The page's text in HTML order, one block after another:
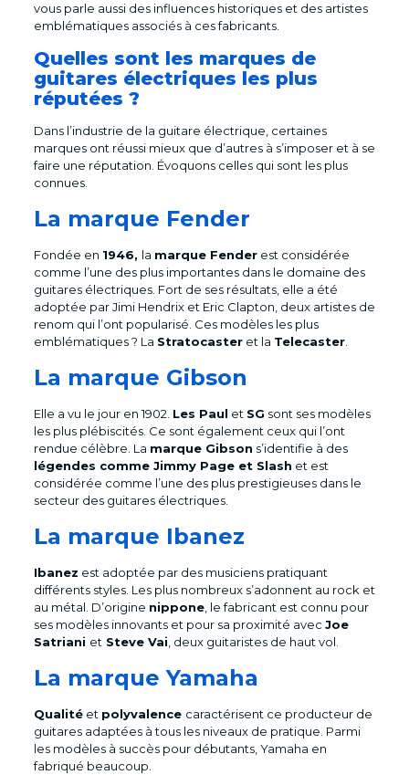
vous parle aussi des influences historiques et des artistes
emblématiques associés à ces fabricants.
Quelles sont les marques de
guitares électriques les plus
réputées ?
Dans l’industrie de la guitare électrique, certaines
marques ont réussi mieux que d’autres à s’imposer et à se
faire une réputation. Évoquons celles qui sont les plus
connues.
La marque Fender
Fondée en 1946, la marque Fenderest considérée
comme l’une des plus importantes dans le domaine des
guitares électriques. Fort de ses résultats, elle a été
adoptée par Jimi Hendrix et Eric Clapton, deux artistes de
renom qui l’ont popularisé. Ces modèles les plus
emblématiques ? La Stratocasteret la Telecaster.
La marque Gibson
Elle a vu le jour en 1902. Les Paul et SG sont ses modèles
les plus plébiscités. Ce sont également ceux qui l’ont
rendue célèbre. La marque Gibson s’identifie à des
légendes comme Jimmy Page et Slash et est
considérée comme l’une des plus prestigieuses dans le
secteur des guitares électriques.
La marque Ibanez
Ibanez est adoptée par des musiciens pratiquant
différents styles. Les plus nombreux s’adonnent au rock et
au métal. D’origine nippone, le fabricant est connu pour
ses modèles innovants et pour sa proximité avec Joe
Satriani et Steve Vai , deux guitaristes de haut vol.
La marque Yamaha
Qualitéet polyvalence caractérisent ce producteur de
guitares adaptées à tous les niveaux de pratique. Parmi
les modèles à succès pour débutants, Yamaha en
fabriqué beaucoup.